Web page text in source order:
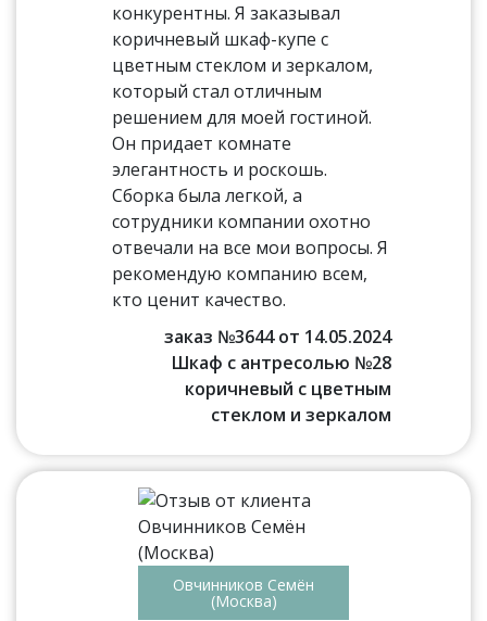
конкурентны. Я заказывал
коричневый шкаф-купе с
цветным стеклом и зеркалом,
который стал отличным
решением для моей гостиной.
Он придает комнате
элегантность и роскошь.
Сборка была легкой, а
сотрудники компании охотно
отвечали на все мои вопросы. Я
рекомендую компанию всем,
кто ценит качество.
заказ №3644 от 14.05.2024
Шкаф с антресолью №28
коричневый с цветным
стеклом и зеркалом
Овчинников Семён
(Москва)